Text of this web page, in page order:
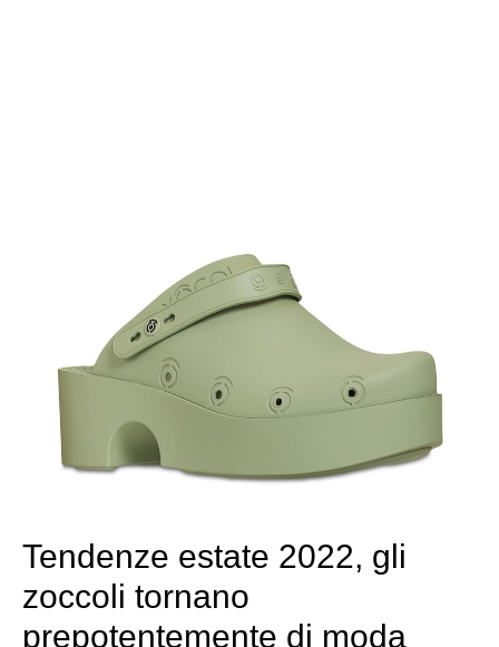
Tendenze estate 2022, gli
zoccoli tornano
prepotentemente di moda